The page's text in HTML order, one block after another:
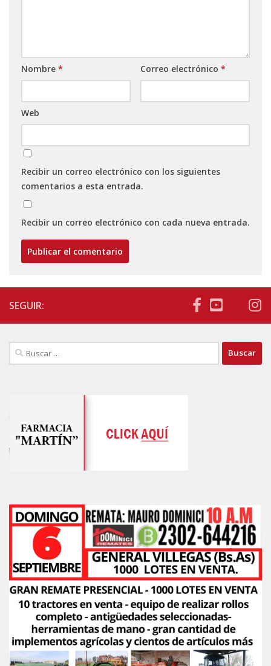
Nombre * Correo electrónico *
Web
Recibir un correo electrónico con los siguientes
comentarios a esta entrada.
Recibir un correo electrónico con cada nueva entrada.
SEGUIR:
Buscar: